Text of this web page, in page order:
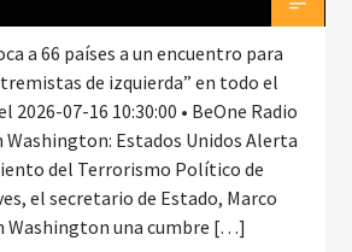
a 66 países a un encuentro para
de izquierda” en todo el
2026-07-16 10:30:00 • BeOne Radio
Washington: Estados Unidos Alerta
del Terrorismo Político de
el secretario de Estado, Marco
Washington una cumbre […]